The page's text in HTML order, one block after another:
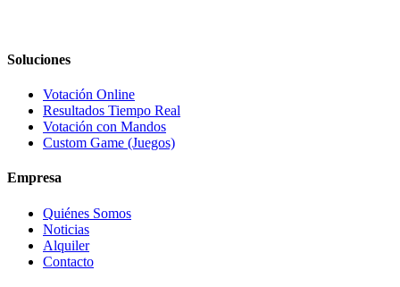
Soluciones
Votación Online
Resultados Tiempo Real
Votación con Mandos
Custom Game (Juegos)
Empresa
Quiénes Somos
Noticias
Alquiler
Contacto